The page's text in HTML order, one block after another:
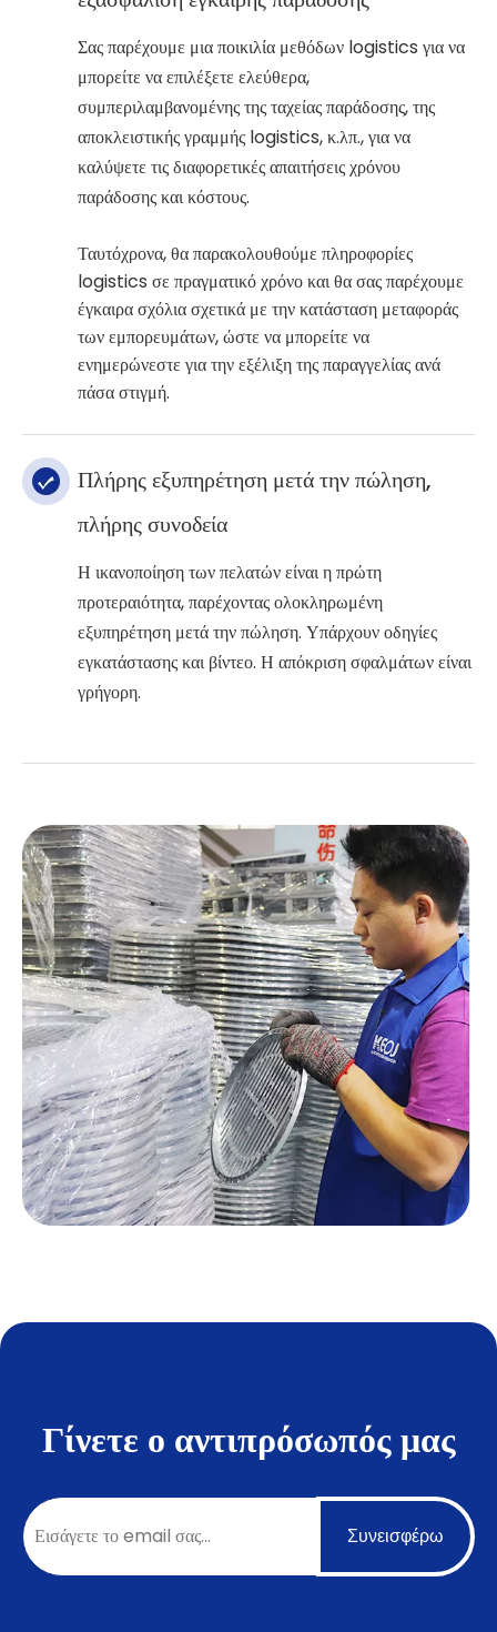
Σας παρέχουμε μια ποικιλία μεθόδων logistics για να
μπορείτε να επιλέξετε ελεύθερα,
συμπεριλαμβανομένης της ταχείας παράδοσης, της
αποκλειστικής γραμμής logistics, κ.λπ., για να
καλύψετε τις διαφορετικές απαιτήσεις χρόνου
παράδοσης και κόστους.
Ταυτόχρονα, θα παρακολουθούμε πληροφορίες
logistics σε πραγματικό χρόνο και θα σας παρέχουμε
έγκαιρα σχόλια σχετικά με την κατάσταση μεταφοράς
των εμπορευμάτων, ώστε να μπορείτε να
ενημερώνεστε για την εξέλιξη της παραγγελίας ανά
πάσα στιγμή.
Πλήρης εξυπηρέτηση μετά την πώληση,
πλήρης συνοδεία
Η ικανοποίηση των πελατών είναι η πρώτη
προτεραιότητα, παρέχοντας ολοκληρωμένη
εξυπηρέτηση μετά την πώληση. Υπάρχουν οδηγίες
εγκατάστασης και βίντεο. Η απόκριση σφαλμάτων είναι
γρήγορη.
Γίνετε ο αντιπρόσωπός μας
Συνεισφέρω